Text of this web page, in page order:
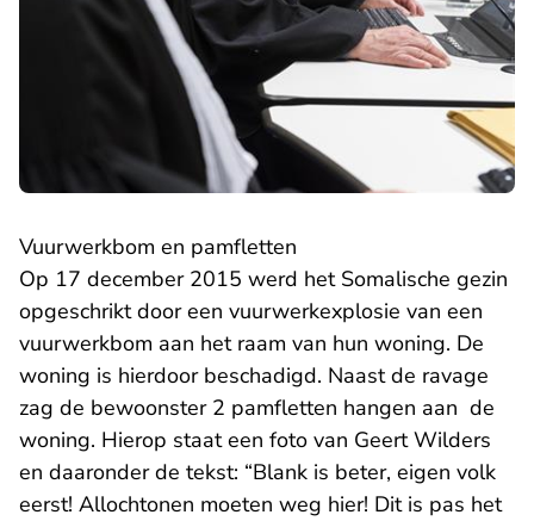
Vuurwerkbom en pamfletten
Op 17 december 2015 werd het Somalische gezin
opgeschrikt door een vuurwerkexplosie van een
vuurwerkbom aan het raam van hun woning. De
woning is hierdoor beschadigd. Naast de ravage
zag de bewoonster 2 pamfletten hangen aan de
woning. Hierop staat een foto van Geert Wilders
en daaronder de tekst: “Blank is beter, eigen volk
eerst! Allochtonen moeten weg hier! Dit is pas het